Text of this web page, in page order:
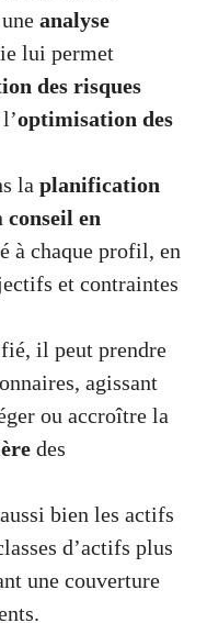
analyse
lui permet
des risques
optimisation des
la planification
conseil en
à chaque profil, en
et contraintes
il peut prendre
agissant
ou accroître la
des
bien les actifs
d’actifs plus
une couverture